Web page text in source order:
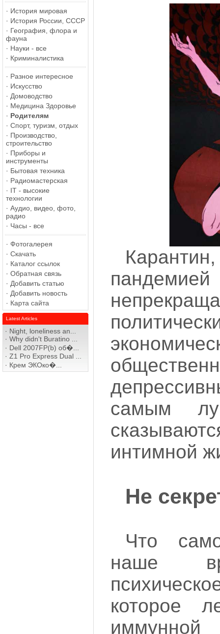
· История мировая
· История России, СССР
· География, флора и
фауна
· Науки - все
· Криминалистика
· Разное интересное
· Искусство
· Домоводство
· Медицина Здоровье
· Родителям
· Спорт, туризм, отдых
· Производство,
строительство
· Приборы и
инструменты
· Бытовая техника
· Радиомастерская
· IT - высокие
технологии
· Аудио, видео, фото,
радио
· Часы - все
· Фотогалерея
· Скачать
· Каталог ссылок
· Обратная связь
· Добавить статью
· Добавить новость
· Карта сайта
Latest Articles
· Night, loneliness an...
· Why didn't Buratino ...
· Dell 2007FP(b) об�...
· Z1 Pro Express Dual ...
· Крем ЭКОко�...
самым
интимной
Не
Что
наше
которое